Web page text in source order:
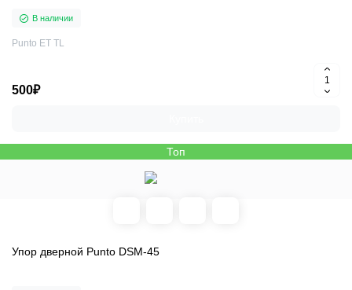
В наличии
Punto ET TL
500₽
Топ
Упор дверной Punto DSM-45